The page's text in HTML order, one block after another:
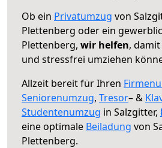
Ob ein Privatumzug von
Plettenberg oder ein
Plettenberg, wir helfen,
und stressfrei umziehen
Allzeit bereit für Ihren
Seniorenumzug, Tresor– &
Studentenumzug in Salzgitter,
eine optimale Beiladung von
Plettenberg.